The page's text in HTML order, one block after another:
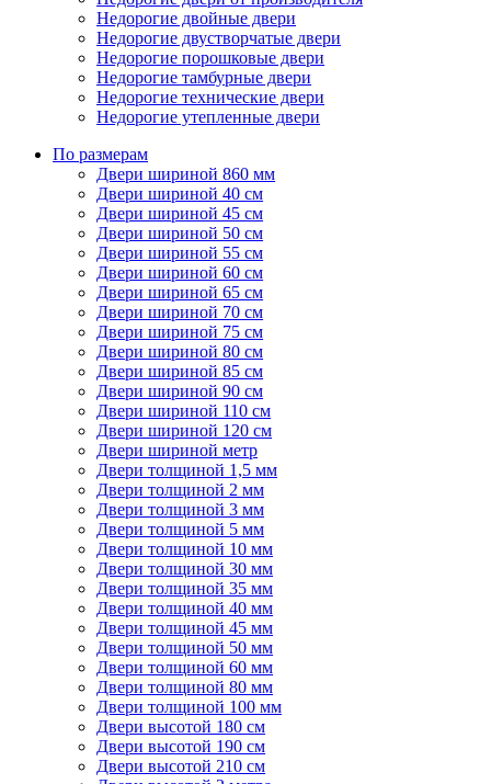
Недорогие двойные двери
Недорогие двустворчатые двери
Недорогие порошковые двери
Недорогие тамбурные двери
Недорогие технические двери
Недорогие утепленные двери
По размерам
Двери шириной 860 мм
Двери шириной 40 см
Двери шириной 45 см
Двери шириной 50 см
Двери шириной 55 см
Двери шириной 60 см
Двери шириной 65 см
Двери шириной 70 см
Двери шириной 75 см
Двери шириной 80 см
Двери шириной 85 см
Двери шириной 90 см
Двери шириной 110 см
Двери шириной 120 см
Двери шириной метр
Двери толщиной 1,5 мм
Двери толщиной 2 мм
Двери толщиной 3 мм
Двери толщиной 5 мм
Двери толщиной 10 мм
Двери толщиной 30 мм
Двери толщиной 35 мм
Двери толщиной 40 мм
Двери толщиной 45 мм
Двери толщиной 50 мм
Двери толщиной 60 мм
Двери толщиной 80 мм
Двери толщиной 100 мм
Двери высотой 180 см
Двери высотой 190 см
Двери высотой 210 см